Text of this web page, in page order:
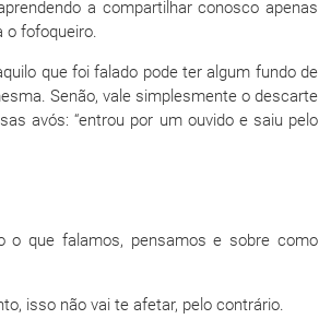
a compartilhar conosco apenas
o fofoqueiro.
que foi falado pode ter algum fundo de
Senão, vale simplesmente o descarte
avós: “entrou por um ouvido e saiu pelo
o que falamos, pensamos e sobre como
isso não vai te afetar, pelo contrário.